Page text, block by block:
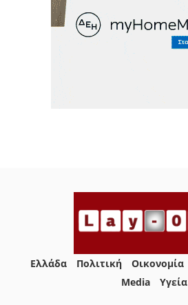
Ελλάδα Πολιτική Οικονομία
Media
Yγεία